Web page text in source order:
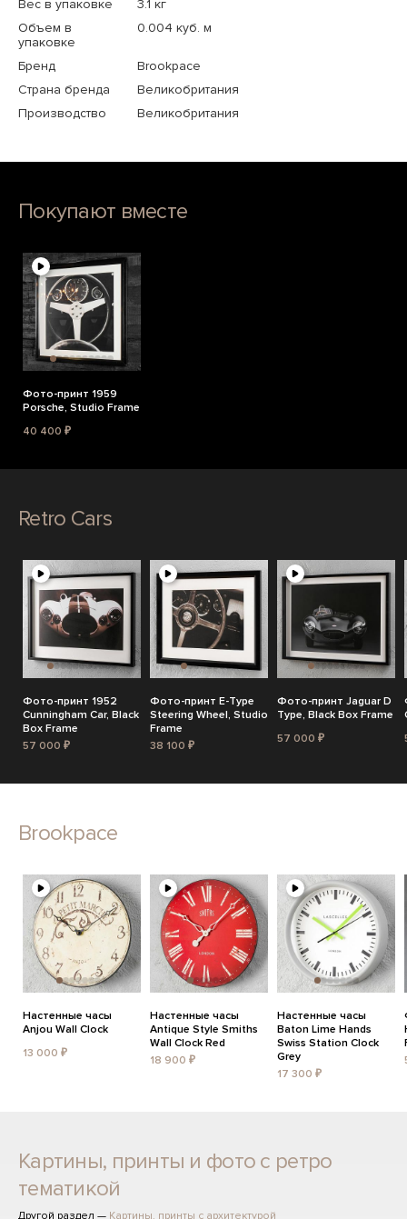
Вес в упаковке
3.1 кг
Объем в
упаковке
0.004 куб. м
Бренд
Brookpace
Страна бренда
Великобритания
Производство
Великобритания
Покупают вместе
Фото-принт 1959
Porsche, Studio Frame
40 400 ₽
Retro Cars
Фото-принт 1952
Cunningham Car, Black
Box Frame
57 000 ₽
Фото-принт E-Type
Steering Wheel, Studio
Frame
38 100 ₽
Фото-принт Jaguar D
Type, Black Box Frame
57 000 ₽
Brookpace
Настенные часы
Anjou Wall Clock
13 000 ₽
Настенные часы
Antique Style Smiths
Wall Clock Red
18 900 ₽
Настенные часы
Baton Lime Hands
Swiss Station Clock
Grey
17 300 ₽
Картины, принты и фото с ретро
тематикой
Другой раздел — Картины, принты с архитектурой